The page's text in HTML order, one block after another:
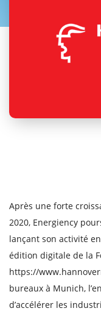
Après une forte
2020, Energiency
lançant son activité
édition digitale de la
https://
bureaux à Munich,
d’accélérer les